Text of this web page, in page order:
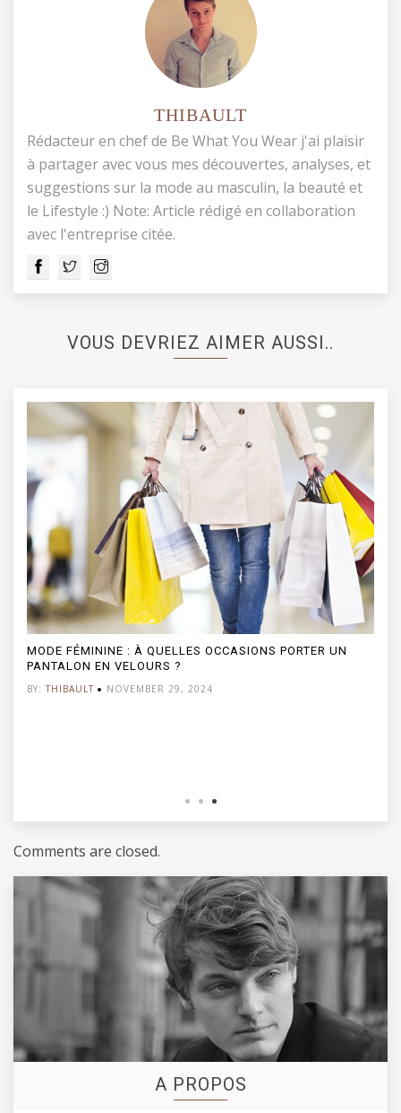
THIBAULT
Rédacteur en chef de Be What You Wear j'ai plaisir
à partager avec vous mes découvertes, analyses, et
suggestions sur la mode au masculin, la beauté et
le Lifestyle :) Note: Article rédigé en collaboration
avec l'entreprise citée.
VOUS DEVRIEZ AIMER AUSSI..
: À QUELLES OCCASIONS PORTER UN
?
29, 2024
Comments are closed.
A PROPOS